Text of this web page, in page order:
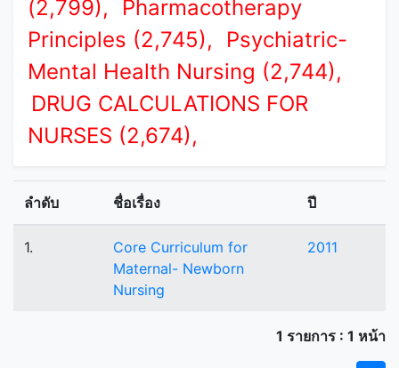
(2,799),
Pharmacotherapy
Principles (2,745),
Psychiatric-
Mental Health Nursing (2,744),
DRUG CALCULATIONS FOR
NURSES (2,674),
ลำดับ ชื่อเรื่อง ปี
1.
Core Curriculum for
Maternal- Newborn
Nursing
2011
1 รายการ : 1 หน้า